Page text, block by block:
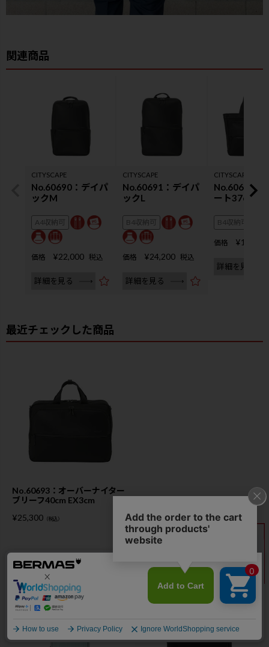
CITYSCAPE
No.60690：デイパ
ックM
A4収納可
価格 ¥22,000 税込
詳細を見る
CITYSCAPE
No.60691：デイパ
ックL
B4収納可
価格 ¥24,200 税込
詳細を見る
CITYSCAPE
No.60692：
ート37cm
B4収納可
価格 ¥19,800
詳細を見る
最近チェックした商品
No.60693：オーバーナイター
ブリーフ40cm EX3cm
¥25,300 （税込）
この商品を買った人は、こんな商品も買っています